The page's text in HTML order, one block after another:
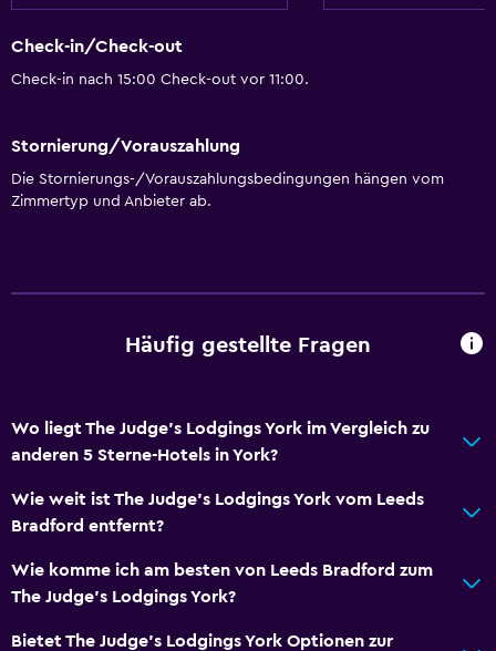
Restaurant
Bar/Lounge
Frühstück auf dem Zimmer
Speisen können in die Unterkunft geliefert werden
Kaffeemaschine
Familienzimmer
Sofa
Telefon
Gepäckaufbewahrung
Bad
Check-in/Check-out
Check-in nach 15:00 Check-out vor 11:00.
Stornierung/Vorauszahlung
Die Stornierungs-/Vorauszahlungsbedingungen hängen vom
Zimmertyp und Anbieter ab.
Häufig gestellte Fragen
Wo liegt The Judge's Lodgings York im Vergleich zu
anderen 5 Sterne-Hotels in York?
Wie weit ist The Judge's Lodgings York vom Leeds
Bradford entfernt?
Wie komme ich am besten von Leeds Bradford zum
The Judge's Lodgings York?
Bietet The Judge's Lodgings York Optionen zur